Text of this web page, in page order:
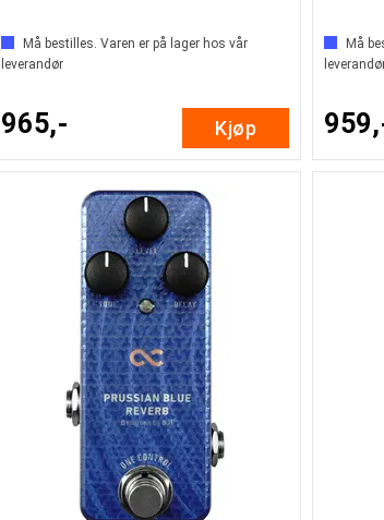
Må bestilles. Varen er på lager hos vår
leverandør
965,- Kjøp
Må